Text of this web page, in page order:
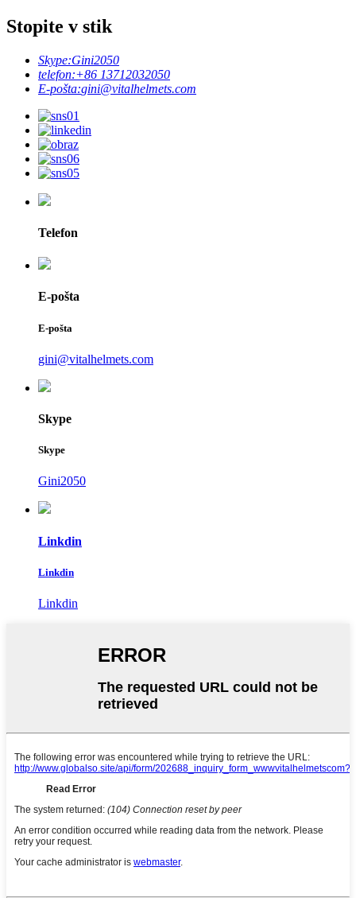
Stopite v stik
Skype:Gini2050
telefon:+86 13712032050
E-pošta:gini@vitalhelmets.com
Telefon
E-pošta
E-pošta
gini@vitalhelmets.com
Skype
Skype
Gini2050
Linkdin
Linkdin
Linkdin